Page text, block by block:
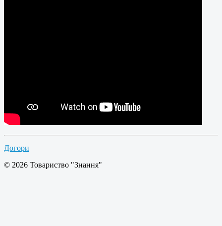
Догори
© 2026 Товариство "Знання"